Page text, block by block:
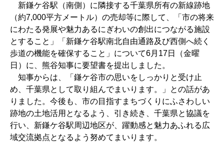
新鎌ケ谷駅（南側）に隣接する千葉県所有の新線跡地
（約7,000平方メートル）の売却等に際して、「市の将来
にわたる発展や魅力あるにぎわいの創出につながる施設
とすること」「新鎌ケ谷駅南北自由通路及び西側へ続く
歩道の機能を確保すること」について6月17日（金曜
日）に、熊谷知事に要望書を提出しました。
知事からは、「鎌ケ谷市の思いをしっかりと受け止
め、千葉県として取り組んでまいります。」との話があ
りました。今後も、市の目指すまちづくりにふさわしい
跡地の土地活用となるよう、引き続き、千葉県と協議を
行い、新鎌ケ谷駅周辺地区が、躍動感と魅力あふれる広
域交流拠点となるよう努めてまいります。